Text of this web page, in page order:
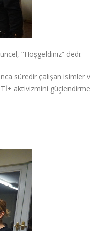
“Hoşgeldiniz” dedi:
süredir çalışan isimler
aktivizmini